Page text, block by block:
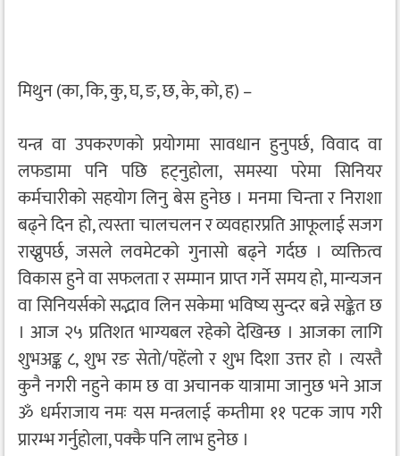
मिथुन (का, कि, कु, घ, ङ, छ, के, को, ह) –
यन्त्र वा उपकरणको प्रयोगमा सावधान हुनुपर्छ, विवाद वा
लफडामा पनि पछि हट्नुहोला, समस्या परेमा सिनियर
कर्मचारीको सहयोग लिनु बेस हुनेछ । मनमा चिन्ता र निराशा
बढ्ने दिन हो, त्यस्ता चालचलन र व्यवहारप्रति आफूलाई सजग
राख्नुपर्छ, जसले लवमेटको गुनासो बढ्ने गर्दछ । व्यक्तित्व
विकास हुने वा सफलता र सम्मान प्राप्त गर्ने समय हो, मान्यजन
वा सिनियर्सको सद्भाव लिन सकेमा भविष्य सुन्दर बन्ने सङ्केत छ
। आज २५ प्रतिशत भाग्यबल रहेको देखिन्छ । आजका लागि
शुभअङ्क ८, शुभ रङ सेतो/पहेंलो र शुभ दिशा उत्तर हो । त्यस्तै
कुनै नगरी नहुने काम छ वा अचानक यात्रामा जानुछ भने आज
ॐ धर्मराजाय नमः यस मन्त्रलाई कम्तीमा ११ पटक जाप गरी
प्रारम्भ गर्नुहोला, पक्कै पनि लाभ हुनेछ ।